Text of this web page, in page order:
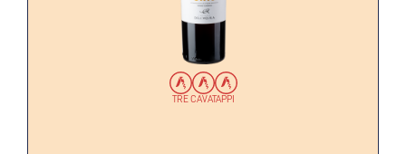
TRE CAVATAPPI